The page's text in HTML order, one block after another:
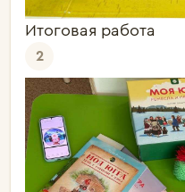
Итоговая работа
2